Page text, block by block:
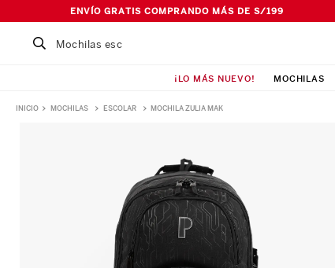
ENVÍO GRATIS COMPRANDO MÁS DE S/199
Buscar un producto...
¡LO MÁS NUEVO! MOCHILAS
MOCHILAS ESCOLAR MOCHILA ZULIA MAK
Pañalera